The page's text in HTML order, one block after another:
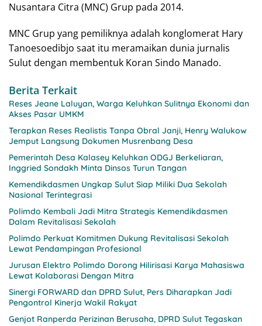
Nusantara Citra (MNC) Grup pada 2014.
MNC Grup yang pemiliknya adalah konglomerat Hary
Tanoesoedibjo saat itu meramaikan dunia jurnalis
Sulut dengan membentuk Koran Sindo Manado.
Berita Terkait
Reses Jeane Laluyan, Warga Keluhkan Sulitnya Ekonomi dan
Akses Pasar UMKM
Terapkan Reses Realistis Tanpa Obral Janji, Henry Walukow
Jemput Langsung Dokumen Musrenbang Desa
Pemerintah Desa Kalasey Keluhkan ODGJ Berkeliaran,
Inggried Sondakh Minta Dinsos Turun Tangan
Kemendikdasmen Ungkap Sulut Siap Miliki Dua Sekolah
Nasional Terintegrasi
Polimdo Kembali Jadi Mitra Strategis Kemendikdasmen
Dalam Revitalisasi Sekolah
Polimdo Perkuat Komitmen Dukung Revitalisasi Sekolah
Lewat Pendampingan Profesional
Jurusan Elektro Polimdo Dorong Hilirisasi Karya Mahasiswa
Lewat Kolaborasi Dengan Mitra
Sinergi FORWARD dan DPRD Sulut, Pers Diharapkan Jadi
Pengontrol Kinerja Wakil Rakyat
Genjot Ranperda Perizinan Berusaha, DPRD Sulut Tegaskan